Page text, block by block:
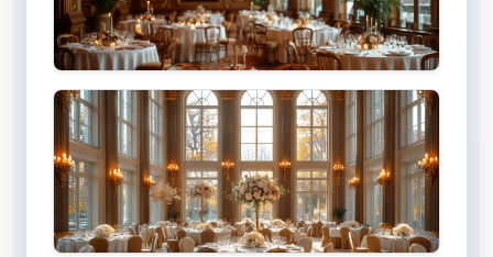
Рестораны